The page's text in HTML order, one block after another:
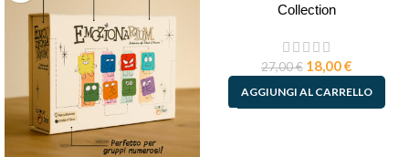
Collection
27,00€ 18,00€
AGGIUNGI AL CARRELLO